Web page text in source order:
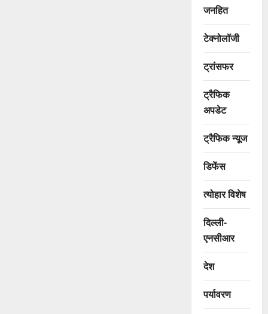
जनहित
टेक्नोलॉजी
ट्रांसफर
ट्रैफिक
अपडेट
ट्रैफिक न्यूज
डिफेंस
त्योहार विशेष
दिल्ली-
एनसीआर
देश
पर्यावरण